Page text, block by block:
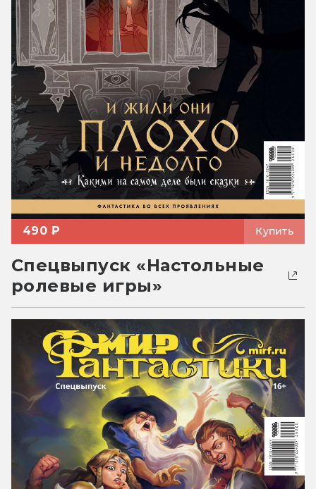
490 ₽ Купить
Спецвыпуск «Настольные
ролевые игры»